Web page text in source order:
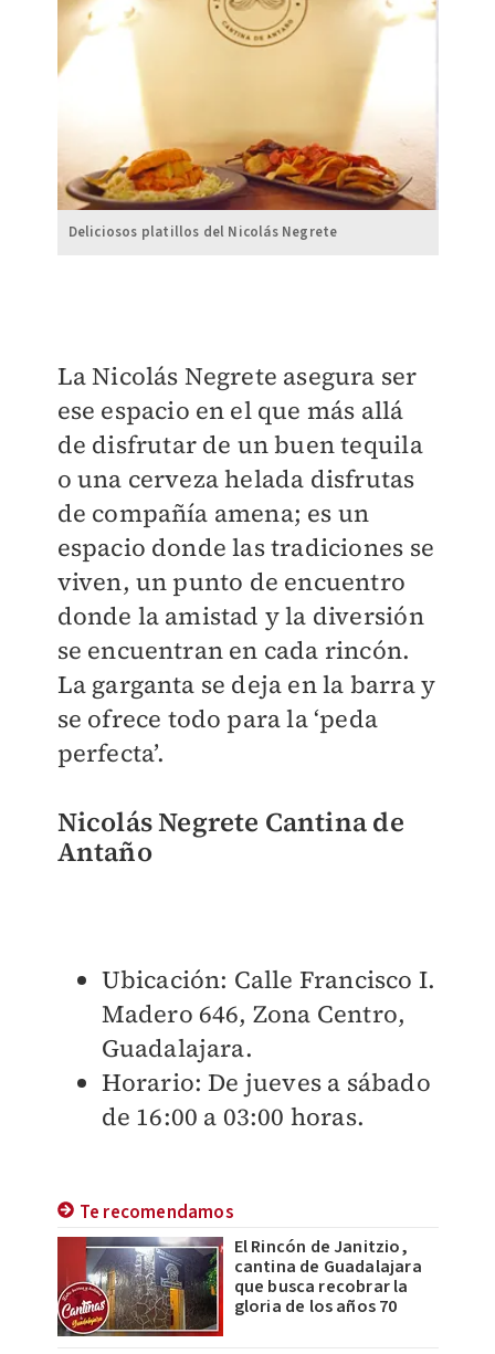
Deliciosos platillos del Nicolás Negrete
La Nicolás Negrete asegura ser
ese espacio en el que más allá
de disfrutar de un buen tequila
o una cerveza helada disfrutas
de compañía amena; es un
espacio donde las tradiciones se
viven, un punto de encuentro
donde la amistad y la diversión
se encuentran en cada rincón.
La garganta se deja en la barra y
se ofrece todo para la ‘peda
perfecta’.
Nicolás Negrete Cantina de
Antaño
Ubicación: Calle Francisco I.
Madero 646, Zona Centro,
Guadalajara.
Horario: De jueves a sábado
de 16:00 a 03:00 horas.
Te recomendamos
El Rincón de Janitzio,
cantina de Guadalajara
que busca recobrar la
gloria de los años 70